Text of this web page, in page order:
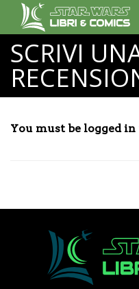
SCRIVI
You must be logged